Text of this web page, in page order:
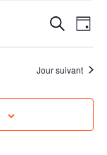
et
de
vues
Recherche
de
Jour
Jour suivant